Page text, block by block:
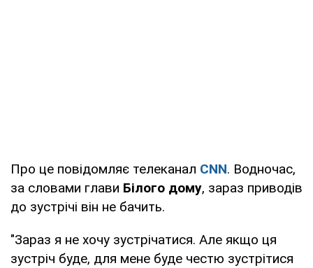
Про це повідомляє телеканал CNN. Водночас,
за словами глави Білого дому, зараз приводів
до зустрічі він не бачить.
"Зараз я не хочу зустрічатися. Але якщо ця
зустріч буде, для мене буде честю зустрітися